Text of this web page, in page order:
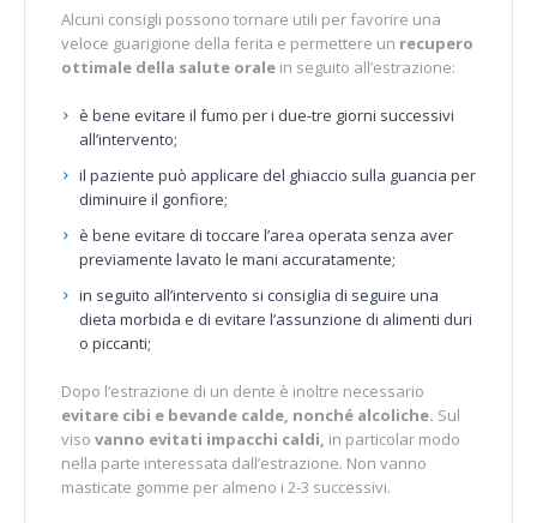
Alcuni consigli possono tornare utili per favorire una
veloce guarigione della ferita e permettere un recupero
ottimale della salute orale in seguito all’estrazione:
è bene evitare il fumo per i due-tre giorni successivi
all’intervento;
il paziente può applicare del ghiaccio sulla guancia per
diminuire il gonfiore;
è bene evitare di toccare l’area operata senza aver
previamente lavato le mani accuratamente;
in seguito all’intervento si consiglia di seguire una
dieta morbida e di evitare l’assunzione di alimenti duri
o piccanti;
Dopo l’estrazione di un dente è inoltre necessario
evitare cibi e bevande calde, nonché alcoliche. Sul
viso vanno evitati impacchi caldi, in particolar modo
nella parte interessata dall’estrazione. Non vanno
masticate gomme per almeno i 2-3 successivi.